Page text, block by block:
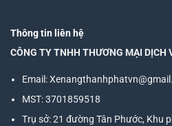
Thông tin liên hệ
CÔNG TY TNHH THƯƠNG MẠI DỊCH
Email:
MST: 3701859518
Trụ sở:21 đường Tân Phước, Khu